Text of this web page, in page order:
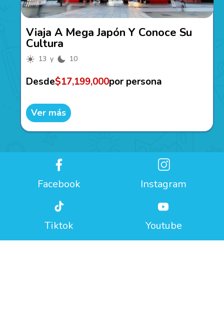
Viaja A Mega Japón Y Conoce Su
Cultura
13 y 10
Desde$17,199,000por persona
Ver más
Facebook Instagram
Tiktok Youtube